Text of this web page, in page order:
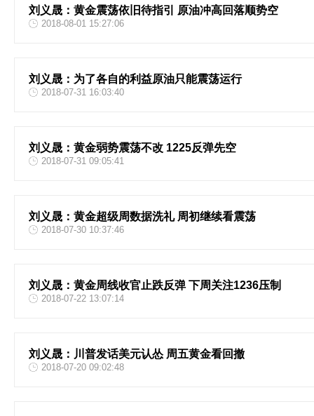
刘义晟：黄金震荡依旧待指引 原油冲高回落顺势空
2018-08-01 15:27:06
刘义晟：为了各自的利益原油只能震荡运行
2018-07-31 16:03:40
刘义晟：黄金弱势震荡不改 1225反弹先空
2018-07-31 09:05:41
刘义晟：黄金超级周数据洗礼 周初继续看震荡
2018-07-30 10:37:46
刘义晟：黄金周线收官止跌反弹 下周关注1236压制
2018-07-22 13:07:14
刘义晟：川普发话美元认怂 周五黄金看回撤
2018-07-20 09:02:48